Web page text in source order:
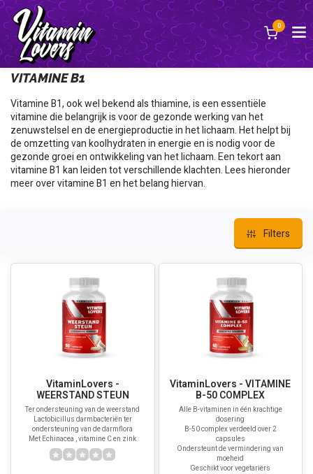
0
Terug
VITAMINE B1
Vitamine B1, ook wel bekend als thiamine, is een essentiële
vitamine die belangrijk is voor de gezonde werking van het
zenuwstelsel en de energieproductie in het lichaam. Het helpt bij
de omzetting van koolhydraten in energie en is nodig voor de
gezonde groei en ontwikkeling van het lichaam. Een tekort aan
vitamine B1 kan leiden tot verschillende klachten. Lees hieronder
meer over vitamine B1 en het belang hiervan.
Filters
VitaminLovers -
WEERSTAND STEUN
Ter ondersteuning van de weerstand
Lactobicillus darmbacteriën ter
ondersteuning van de darmflora
Met Echinacea , vitamine C en zink
VitaminLovers - VITAMINE
B-50 COMPLEX
Alle B-vitaminen in één krachtige
dosering
B-50 complex verdeeld over 2
capsules
Ondersteunt de vermindering van
moeheid
Geschikt voor vegetariërs